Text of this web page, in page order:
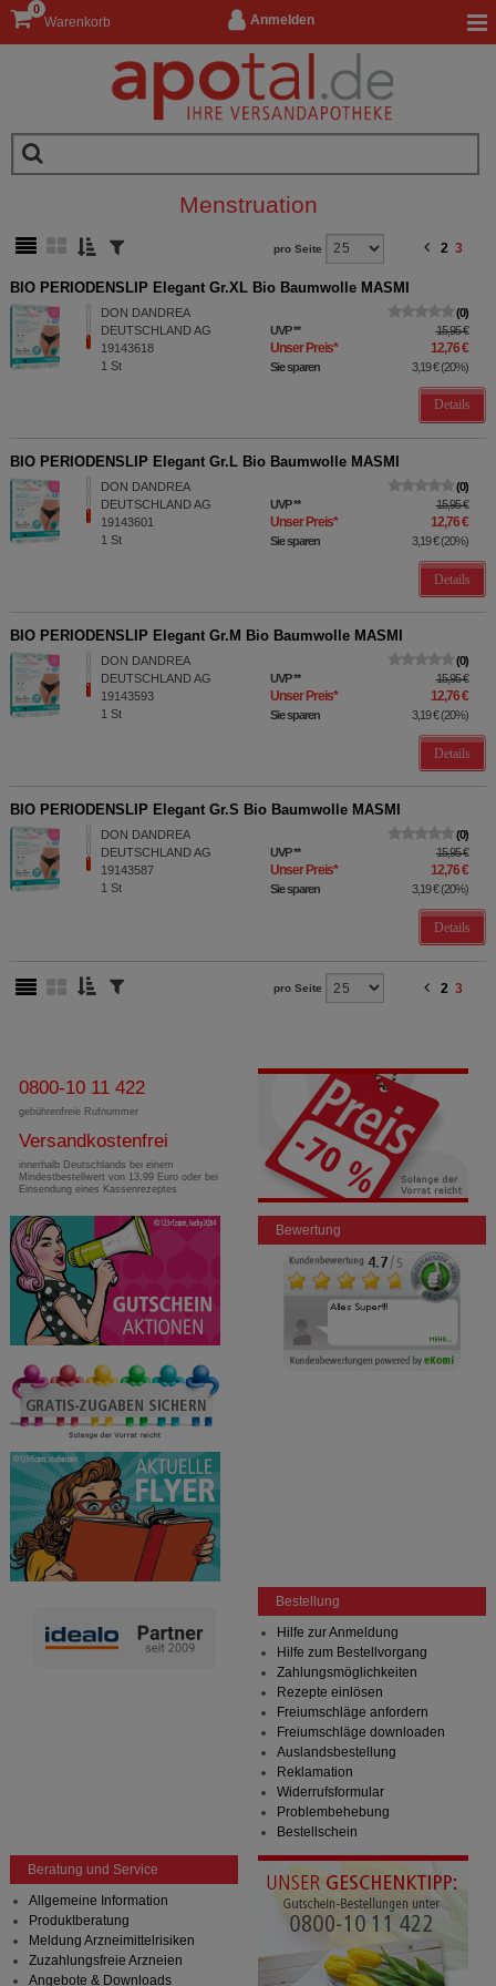
Anmelden
Warenkorb
0
Menstruation
pro Seite 2 3
BIO PERIODENSLIP Elegant Gr.XL Bio Baumwolle MASMI
DON DANDREA
DEUTSCHLAND AG
19143618
1 St
0
UVP** 15,95 €
Unser Preis* 12,76 €
Sie sparen 3,19 €(20%)
Details
BIO PERIODENSLIP Elegant Gr.L Bio Baumwolle MASMI
DON DANDREA
DEUTSCHLAND AG
19143601
1 St
0
UVP** 15,95 €
Unser Preis* 12,76 €
Sie sparen 3,19 €(20%)
Details
BIO PERIODENSLIP Elegant Gr.M Bio Baumwolle MASMI
DON DANDREA
DEUTSCHLAND AG
19143593
1 St
0
UVP** 15,95 €
Unser Preis* 12,76 €
Sie sparen 3,19 €(20%)
Details
BIO PERIODENSLIP Elegant Gr.S Bio Baumwolle MASMI
DON DANDREA
DEUTSCHLAND AG
19143587
1 St
0
UVP** 15,95 €
Unser Preis* 12,76 €
Sie sparen 3,19 €(20%)
Details
pro Seite 2 3
0800-10 11 422
gebührenfreie Rufnummer
Versandkostenfrei
innerhalb Deutschlands bei einem
Mindestbestellwert von 13,99 Euro oder bei
Einsendung eines Kassenrezeptes
Bewertung
Bestellung
Hilfe zur Anmeldung
Hilfe zum Bestellvorgang
Zahlungsmöglichkeiten
Rezepte einlösen
Freiumschläge anfordern
Freiumschläge downloaden
Auslandsbestellung
Reklamation
Widerrufsformular
Problembehebung
Bestellschein
Beratung und Service
Allgemeine Information
Produktberatung
Meldung Arzneimittelrisiken
Zuzahlungsfreie Arzneien
Angebote & Downloads